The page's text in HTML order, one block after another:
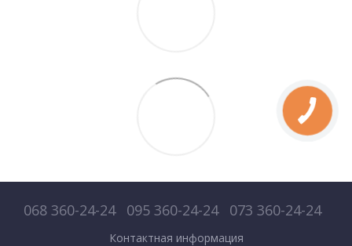
068 360-24-24 095 360-24-24 073 360-24-24
Контактная информация